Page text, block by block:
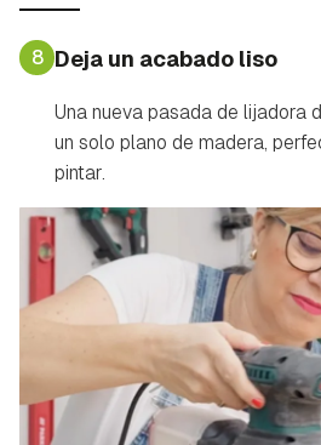
8 Deja un acabado liso
Una nueva pasada de lijadora
un solo plano de madera,
pintar.